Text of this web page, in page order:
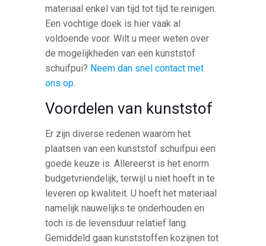
materiaal enkel van tijd tot tijd te reinigen.
Een vochtige doek is hier vaak al
voldoende voor. Wilt u meer weten over
de mogelijkheden van een kunststof
schuifpui? Neem dan snel contact met
ons op
Voordelen van kunststof
Er zijn diverse redenen waarom het
plaatsen van een kunststof schuifpui een
goede keuze is. Allereerst is het enorm
budgetvriendelijk, terwijl u niet hoeft in te
leveren op kwaliteit. U hoeft het materiaal
namelijk nauwelijks te onderhouden en
toch is de levensduur relatief lang.
Gemiddeld gaan kunststoffen kozijnen tot